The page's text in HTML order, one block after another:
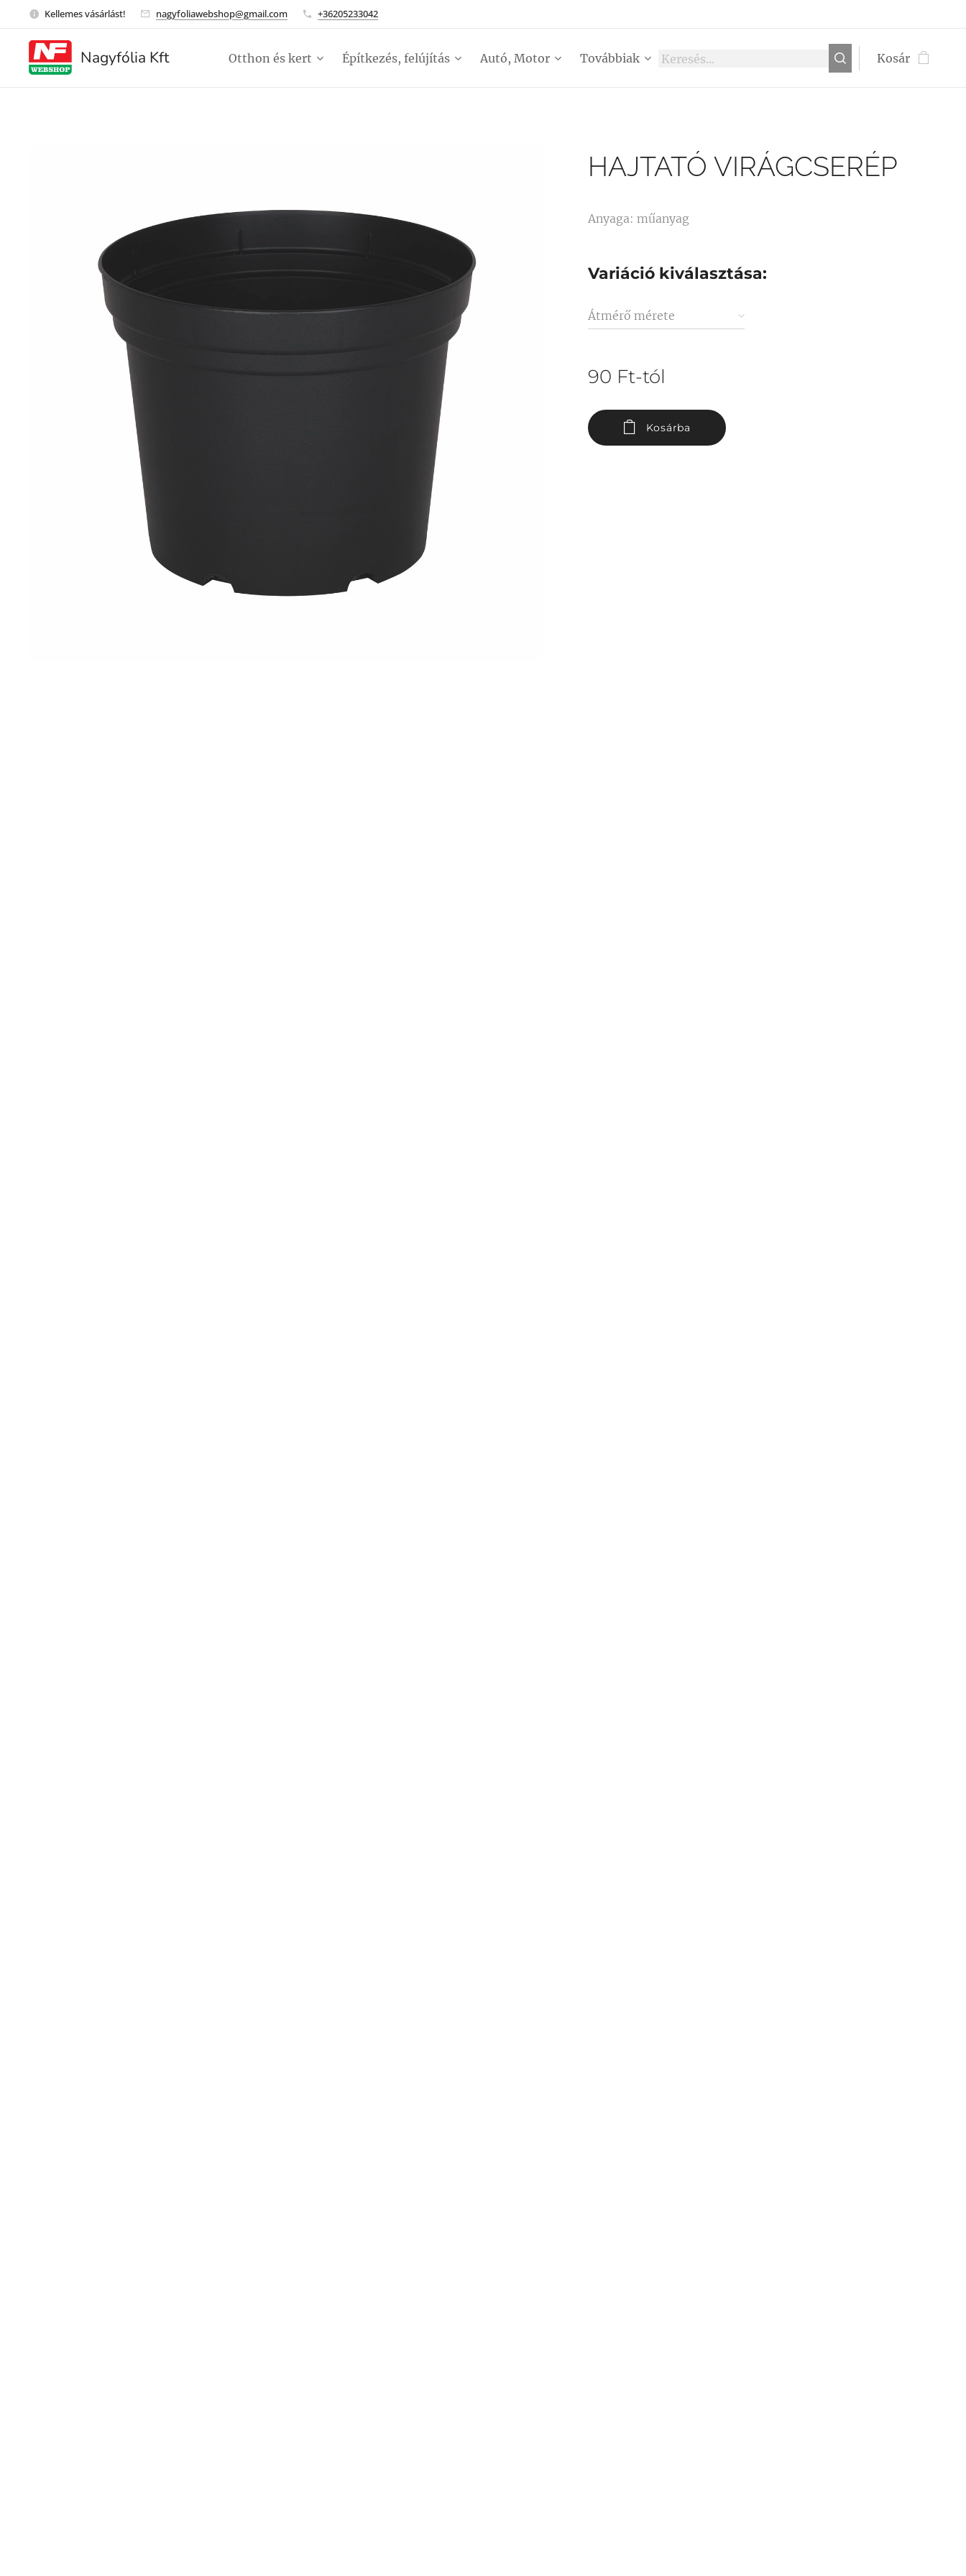
Kellemes vásárlást! nagyfoliawebshop@gmail.com +36205233042
Nagyfólia Kft Otthon és kert Építkezés, felújítás Autó, Motor Továbbiak Kosár
HAJTATÓ VIRÁGCSERÉP
Anyaga: műanyag
Variáció kiválasztása:
Átmérő mérete
90 Ft-tól
Kosárba